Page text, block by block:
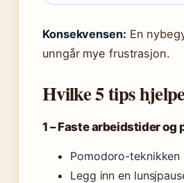
Konsekvensen: En
unngår mye frustrasjon.
Hvilke 5 tips
1 – Faste arbeidstider og
Pomodoro-
Legg inn en